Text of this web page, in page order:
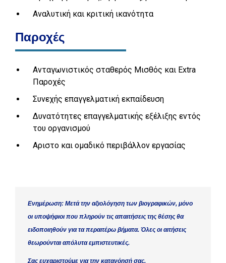
Αναλυτική και κριτική ικανότητα
Παροχές
Ανταγωνιστικός σταθερός Μισθός και Extra
Παροχές
Συνεχής επαγγελματική εκπαίδευση
Δυνατότητες επαγγελματικής εξέλιξης εντός
του οργανισμού
Αριστο και ομαδικό περιβάλλον εργασίας
Ενημέρωση: Μετά την αξιολόγηση των βιογραφικών, μόνο
οι υποψήφιοι που πληρούν τις απαιτήσεις της θέσης θα
ειδοποιηθούν για τα περαιτέρω βήματα. Όλες οι αιτήσεις
θεωρούνται απόλυτα εμπιστευτικές.
Σας ευχαριστούμε για την κατανόησή σας.